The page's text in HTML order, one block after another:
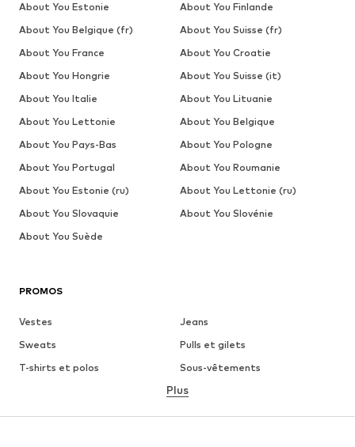
PROMOS
Vestes
Jeans
Sweats
Pulls et gilets
T-shirts et polos
Sous-vêtements
Chemises
Manteaux
Costumes et vestes de
Plus
About You Estonie
About You Finlande
About You Belgique (fr)
About You Suisse (fr)
About You France
About You Croatie
About You Hongrie
About You Suisse (it)
About You Italie
About You Lituanie
About You Lettonie
About You Belgique
About You Pays-Bas
About You Pologne
About You Portugal
About You Roumanie
About You Estonie (ru)
About You Lettonie (ru)
About You Slovaquie
About You Slovénie
About You Suède